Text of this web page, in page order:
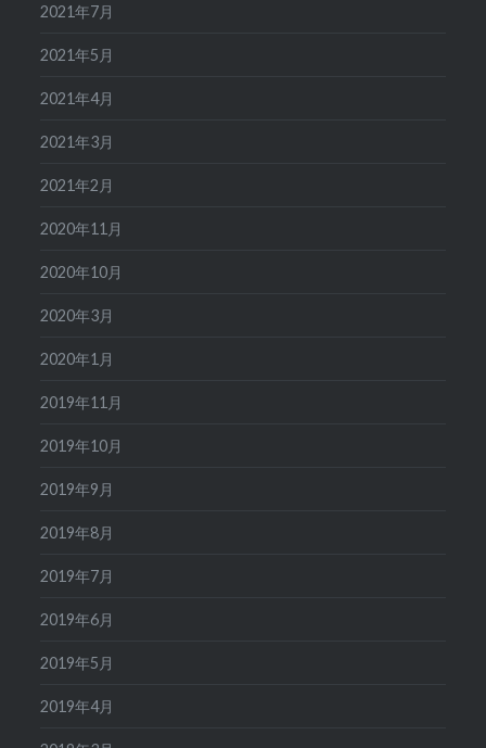
2021年7月
2021年5月
2021年4月
2021年3月
2021年2月
2020年11月
2020年10月
2020年3月
2020年1月
2019年11月
2019年10月
2019年9月
2019年8月
2019年7月
2019年6月
2019年5月
2019年4月